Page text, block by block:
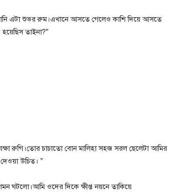
এটা শুভর রুম।এখানে আসতে গেলেও কাশি দিয়ে আসতে
তাইনা?”
রুগি।তোর চাচাতো বোন মালিহা সহজ সরল ছেলেটা আমির
উচিত। ”
ওদের দিকে ক্ষীপ্ত নয়নে তাকিয়ে